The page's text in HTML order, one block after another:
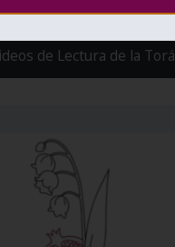
de Lectura de la Torá